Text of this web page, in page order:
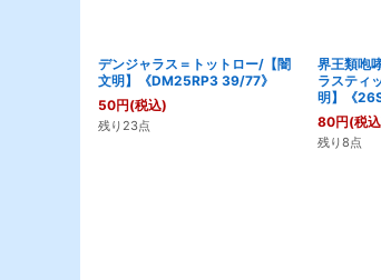
デンジャラス＝トットロー/【闇
文明】《DM25RP3 39/77》
50円(税込)
残り23点
界王類咆
ラスティ
明】《
80円(税
残り8点